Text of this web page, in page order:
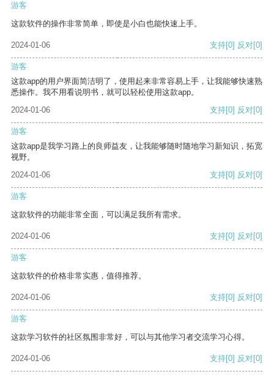
游客
这款软件的操作非常简单，即使是小白也能快速上手。
2024-01-06 支持[0] 反对[0]
游客
这款app的用户界面简洁明了，使用起来非常容易上手，让我能够快速熟
悉操作。我不用看说明书，就可以轻松使用这款app。
2024-01-06
支持[0] 反对[0]
游客
这款app是我学习路上的良师益友，让我能够随时随地学习新知识，拓宽
视野。
2024-01-06
支持[0] 反对[0]
游客
这款软件的功能非常全面，可以满足我所有需求。
2024-01-06 支持[0] 反对[0]
游客
这款软件的价格非常实惠，值得推荐。
2024-01-06 支持[0] 反对[0]
游客
这款学习软件的社区氛围非常好，可以与其他学习者交流学习心得。
2024-01-06 支持[0] 反对[0]